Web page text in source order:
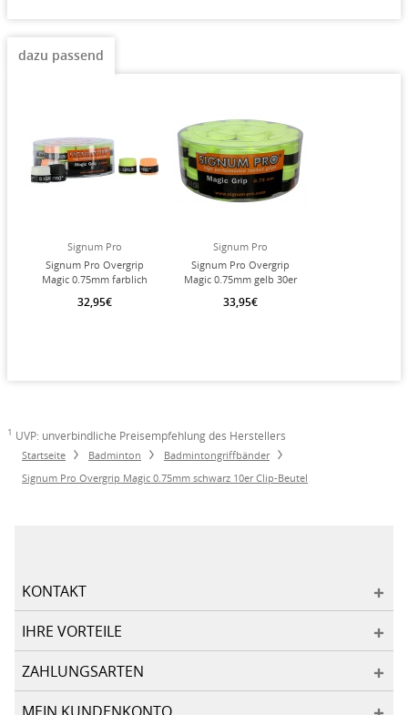
dazu passend
Signum Pro
Signum Pro Overgrip
Magic 0.75mm farblich
32,95€
Signum Pro
Signum Pro Overgrip
Magic 0.75mm gelb 30er
33,95€
1 UVP: unverbindliche Preisempfehlung des Herstellers
Startseite Badminton
Badmintongriffbänder
Signum Pro Overgrip Magic 0.75mm schwarz 10er Clip-Beutel
KONTAKT
IHRE VORTEILE
ZAHLUNGSARTEN